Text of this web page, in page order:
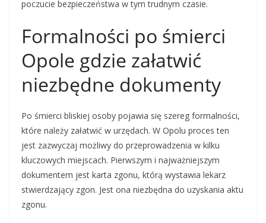
poczucie bezpieczeństwa w tym trudnym czasie.
Formalności po śmierci
Opole gdzie załatwić
niezbędne dokumenty
Po śmierci bliskiej osoby pojawia się szereg formalności,
które należy załatwić w urzędach. W Opolu proces ten
jest zazwyczaj możliwy do przeprowadzenia w kilku
kluczowych miejscach. Pierwszym i najważniejszym
dokumentem jest karta zgonu, którą wystawia lekarz
stwierdzający zgon. Jest ona niezbędna do uzyskania aktu
zgonu.